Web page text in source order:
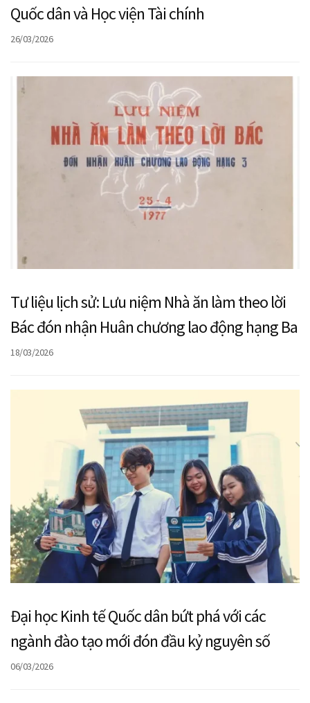
Quốc dân và Học viện Tài chính
26/03/2026
Tư liệu lịch sử: Lưu niệm Nhà ăn làm theo lời
Bác đón nhận Huân chương lao động hạng Ba
18/03/2026
Đại học Kinh tế Quốc dân bứt phá với các
ngành đào tạo mới đón đầu kỷ nguyên số
06/03/2026